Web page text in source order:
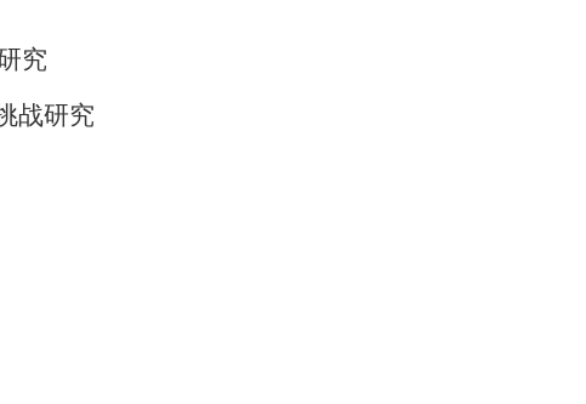
究
战研究